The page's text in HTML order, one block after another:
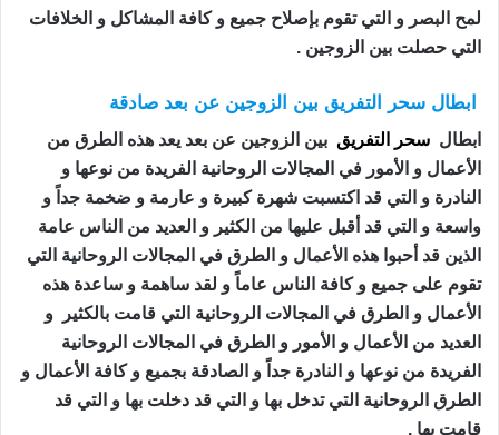
لمح البصر و التي تقوم بإصلاح جميع و كافة المشاكل و الخلافات
التي حصلت بين الزوجين .
ابطال سحر التفريق بين الزوجين عن بعد صادقة
ابطال سحر التفريق بين الزوجين عن بعد يعد هذه الطرق من
الأعمال و الأمور في المجالات الروحانية الفريدة من نوعها و
النادرة و التي قد اكتسبت شهرة كبيرة و عارمة و ضخمة جداً و
واسعة و التي قد أقبل عليها من الكثير و العديد من الناس عامة
الذين قد أحبوا هذه الأعمال و الطرق في المجالات الروحانية التي
تقوم على جميع و كافة الناس عاماً و لقد ساهمة و ساعدة هذه
الأعمال و الطرق في المجالات الروحانية التي قامت بالكثير و
العديد من الأعمال و الأمور و الطرق في المجالات الروحانية
الفريدة من نوعها و النادرة جداً و الصادقة بجميع و كافة الأعمال و
الطرق الروحانية التي تدخل بها و التي قد دخلت بها و التي قد
قامت بها .